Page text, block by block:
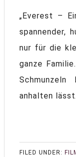
„Everest –
spannender,
nur für die
ganze
anhalten lässt.
FILED UNDER: